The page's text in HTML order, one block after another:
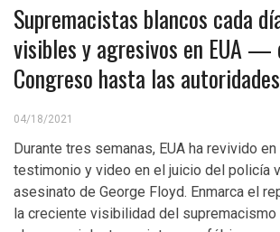
Supremacistas blancos cada
visibles y agresivos en EUA —
Congreso hasta las autoridades
04/18/2021
Durante tres semanas, EUA ha revivido
testimonio y video en el juicio del policía
asesinato de George Floyd. Enmarca el
la creciente visibilidad del